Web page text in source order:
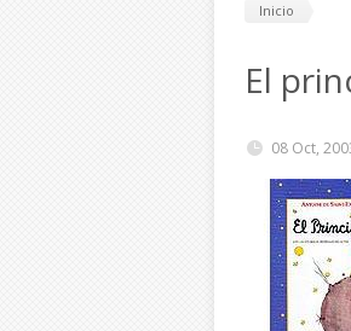
Inicio
El
08 Oct,